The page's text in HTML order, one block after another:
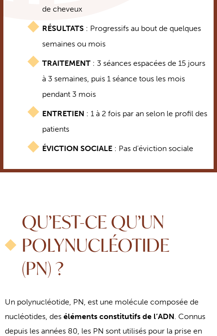
de cheveux
RÉSULTATS : Progressifs au bout de quelques
semaines ou mois
TRAITEMENT : 3 séances espacées de 15 jours
à 3 semaines, puis 1 séance tous les mois
pendant 3 mois
ENTRETIEN : 1 à 2 fois par an selon le profil des
patients
ÉVICTION SOCIALE : Pas d’éviction sociale
QU’EST-CE QU’UN
POLYNUCLÉOTIDE
(PN) ?
Un polynucléotide, PN, est une molécule composée de
nucléotides, des éléments constitutifs de l’ADN . Connus
depuis les années 80, les PN sont utilisés pour la prise en